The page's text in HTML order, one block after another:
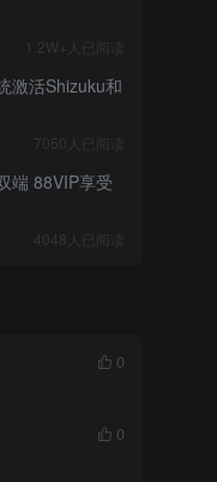
1.2W+人已阅读
激活Shizuku和
7050人已阅读
端 88VIP享受
4048人已阅读
0
0